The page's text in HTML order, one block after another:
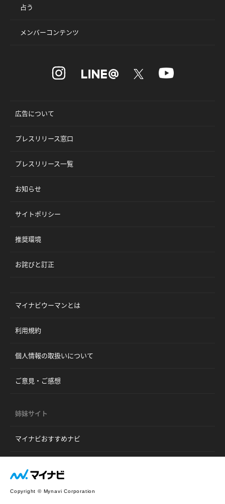
占う
メンバーコンテンツ
広告について
プレスリリース窓口
プレスリリース一覧
お知らせ
サイトポリシー
推奨環境
お詫びと訂正
マイナビウーマンとは
利用規約
個人情報の取扱いについて
ご意見・ご感想
姉妹サイト
マイナビおすすめナビ
Copyright © Mynavi Corporation